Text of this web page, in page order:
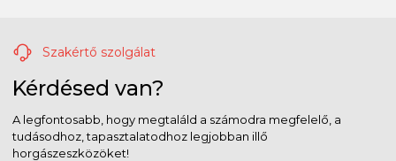
Szakértő szolgálat
Kérdésed van?
A legfontosabb, hogy megtaláld a számodra megfelelő, a
tudásodhoz, tapasztalatodhoz legjobban illő
horgászeszközöket!